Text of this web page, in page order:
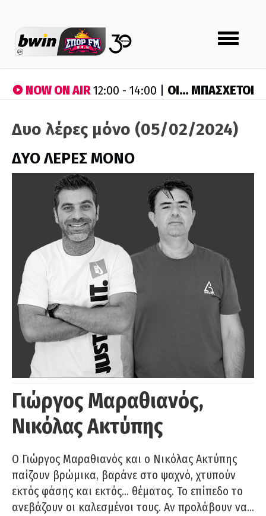
Toggle
navigation
NOW ON AIR12:00 - 14:00 | ΟΙ… ΜΠΑΣΧΕΤΟΙ
Δυο λέρες μόνο (05/02/2024)
ΔΥΟ ΛΕΡΕΣ ΜΟΝΟ
Γιώργος Μαραθιανός,
Νικόλας Ακτύπης
Ο Γιώργος Μαραθιανός και ο Νικόλας Ακτύπης
παίζουν βρώμικα, βαράνε στο ψαχνό, χτυπούν
εκτός φάσης και εκτός… θέματος. Το επίπεδο το
ανεβάζουν οι καλεσμένοι τους. Αν προλάβουν να…